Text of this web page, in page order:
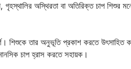
গৃহস্থালির অস্থিরতা বা অতিরিক্ত চাপ শিশুর
শিশুকে তার অনুভূতি প্রকাশ করতে উৎসাহিত
চাপ হ্রাস করতে সহায়ক।